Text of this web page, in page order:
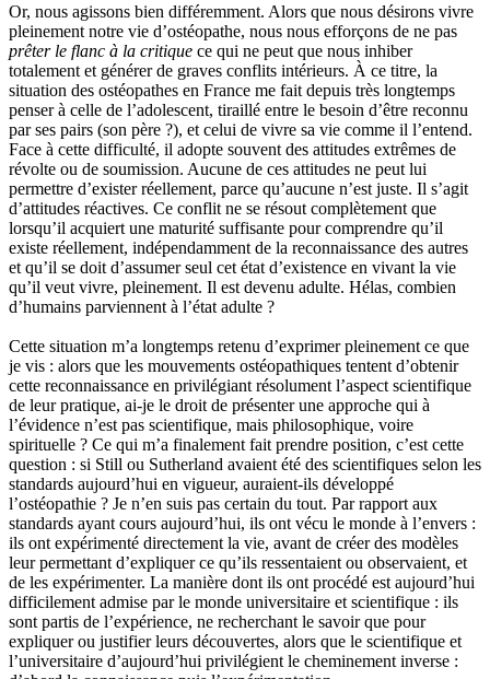
Or, nous agissons bien différemment. Alors que nous désirons vivre
pleinement notre vie d’ostéopathe, nous nous efforçons de ne pas
prêter le flanc à la critique ce qui ne peut que nous inhiber
totalement et générer de graves conflits intérieurs. À ce titre, la
situation des ostéopathes en France me fait depuis très longtemps
penser à celle de l’adolescent, tiraillé entre le besoin d’être reconnu
par ses pairs (son père ?), et celui de vivre sa vie comme il l’entend.
Face à cette difficulté, il adopte souvent des attitudes extrêmes de
révolte ou de soumission. Aucune de ces attitudes ne peut lui
permettre d’exister réellement, parce qu’aucune n’est juste. Il s’agit
d’attitudes réactives. Ce conflit ne se résout complètement que
lorsqu’il acquiert une maturité suffisante pour comprendre qu’il
existe réellement, indépendamment de la reconnaissance des autres
et qu’il se doit d’assumer seul cet état d’existence en vivant la vie
qu’il veut vivre, pleinement. Il est devenu adulte. Hélas, combien
d’humains parviennent à l’état adulte ?
Cette situation m’a longtemps retenu d’exprimer pleinement ce que
je vis : alors que les mouvements ostéopathiques tentent d’obtenir
cette reconnaissance en privilégiant résolument l’aspect scientifique
de leur pratique, ai-je le droit de présenter une approche qui à
l’évidence n’est pas scientifique, mais philosophique, voire
spirituelle ? Ce qui m’a finalement fait prendre position, c’est cette
question : si Still ou Sutherland avaient été des scientifiques selon les
standards aujourd’hui en vigueur, auraient-ils développé
l’ostéopathie ? Je n’en suis pas certain du tout. Par rapport aux
standards ayant cours aujourd’hui, ils ont vécu le monde à l’envers :
ils ont expérimenté directement la vie, avant de créer des modèles
leur permettant d’expliquer ce qu’ils ressentaient ou observaient, et
de les expérimenter. La manière dont ils ont procédé est aujourd’hui
difficilement admise par le monde universitaire et scientifique : ils
sont partis de l’expérience, ne recherchant le savoir que pour
expliquer ou justifier leurs découvertes, alors que le scientifique et
l’universitaire d’aujourd’hui privilégient le cheminement inverse :